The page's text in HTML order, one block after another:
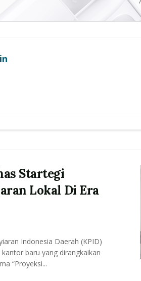
Startegi
Lokal Di Era
Indonesia Daerah (KPID)
baru yang dirangkaikan
“Proyeksi...